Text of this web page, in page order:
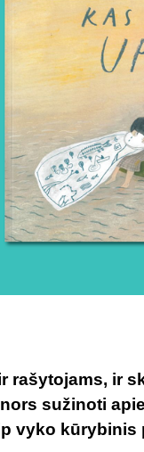
rašytojams, ir
sužinoti
vyko kūrybinis